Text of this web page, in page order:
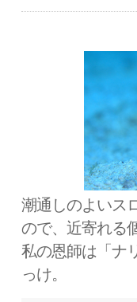
潮通しのよいス
ので、近寄れる
私の恩師は「ナ
っけ。